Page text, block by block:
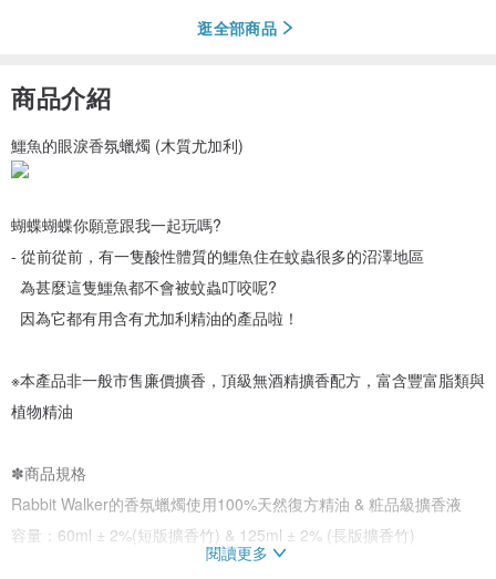
逛全部商品
商品介紹
鱷魚的眼淚香氛蠟燭 (木質尤加利)
蝴蝶蝴蝶你願意跟我一起玩嗎?
- 從前從前，有一隻酸性體質的鱷魚住在蚊蟲很多的沼澤地區
為甚麼這隻鱷魚都不會被蚊蟲叮咬呢?
因為它都有用含有尤加利精油的產品啦！
※本產品非一般市售廉價擴香，頂級無酒精擴香配方，富含豐富脂類與
植物精油
✽商品規格
Rabbit Walker的香氛蠟燭使用100%天然復方精油 & 粧品級擴香液
容量：60ml ± 2%(短版擴香竹) & 125ml ± 2% (長版擴香竹)
使用時間：60ml約一個月 ，125ml約2~3個月(視氣溫與濕度有些微差
閱讀更多